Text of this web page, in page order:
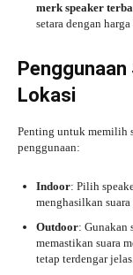
merk speaker
setara dengan
Lokasi
Penting untuk memilih
penggunaan:
Indoor: Pilih
menghasilkan
Outdoor: Gunakan
memastikan suara
tetap terdengar